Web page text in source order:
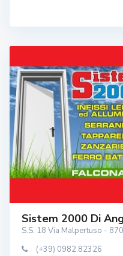
Sistem 2000 Di
S.S. 18 Via Malpertuso -
(+39) 0982.82326